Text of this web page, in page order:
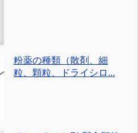
粉薬の種類（散剤、細
粒、顆粒、ドライシロ...